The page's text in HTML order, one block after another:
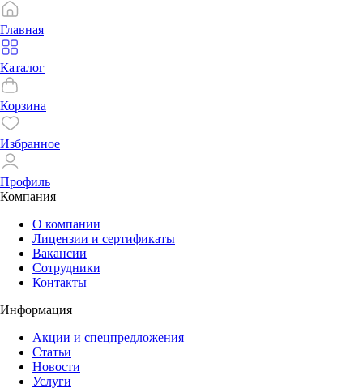
Главная
Каталог
Корзина
Избранное
Профиль
Компания
О компании
Лицензии и сертификаты
Вакансии
Сотрудники
Контакты
Информация
Акции и спецпредложения
Статьи
Новости
Услуги